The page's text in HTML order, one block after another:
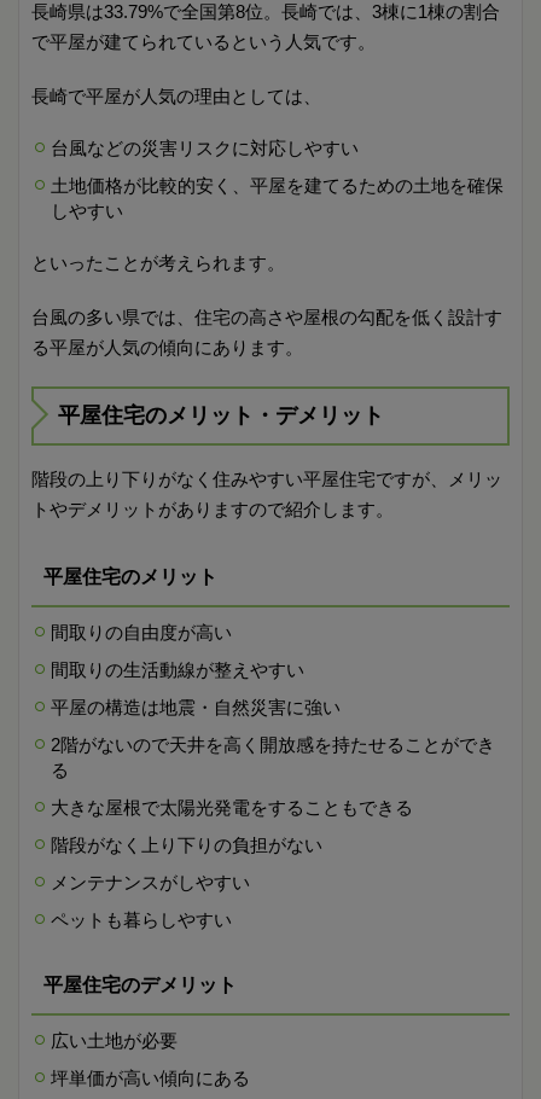
長崎県は33.79%で全国第8位。長崎では、3棟に1棟の割合
で平屋が建てられているという人気です。
長崎で平屋が人気の理由としては、
台風などの災害リスクに対応しやすい
土地価格が比較的安く、平屋を建てるための土地を確保
しやすい
といったことが考えられます。
台風の多い県では、住宅の高さや屋根の勾配を低く設計す
る平屋が人気の傾向にあります。
平屋住宅のメリット・デメリット
階段の上り下りがなく住みやすい平屋住宅ですが、メリッ
トやデメリットがありますので紹介します。
平屋住宅のメリット
間取りの自由度が高い
間取りの生活動線が整えやすい
平屋の構造は地震・自然災害に強い
2階がないので天井を高く開放感を持たせることができ
る
大きな屋根で太陽光発電をすることもできる
階段がなく上り下りの負担がない
メンテナンスがしやすい
ペットも暮らしやすい
平屋住宅のデメリット
広い土地が必要
坪単価が高い傾向にある